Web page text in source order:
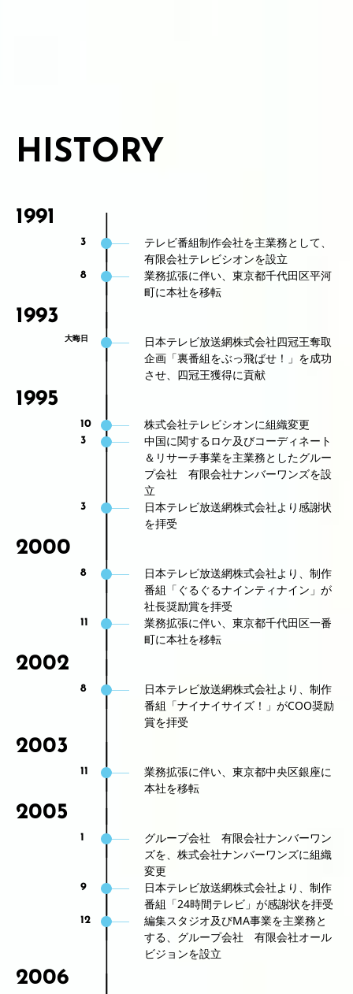
HISTORY
1991
3
テレビ番組制作会社を主業務として、
有限会社テレビシオンを設立
8
業務拡張に伴い、東京都千代田区平河
町に本社を移転
1993
大晦日
日本テレビ放送網株式会社四冠王奪取
企画「裏番組をぶっ飛ばせ！」を成功
させ、四冠王獲得に貢献
1995
10 株式会社テレビシオンに組織変更
3
中国に関するロケ及びコーディネート
＆リサーチ事業を主業務としたグルー
プ会社 有限会社ナンバーワンズを設
立
3
日本テレビ放送網株式会社より感謝状
を拝受
2000
8
日本テレビ放送網株式会社より、制作
番組「ぐるぐるナインティナイン」が
社長奨励賞を拝受
11
業務拡張に伴い、東京都千代田区一番
町に本社を移転
2002
8
日本テレビ放送網株式会社より、制作
番組「ナイナイサイズ！」がCOO奨励
賞を拝受
2003
11
業務拡張に伴い、東京都中央区銀座に
本社を移転
2005
1
グループ会社 有限会社ナンバーワン
ズを、株式会社ナンバーワンズに組織
変更
9
日本テレビ放送網株式会社より、制作
番組「24時間テレビ」が感謝状を拝受
12
編集スタジオ及びMA事業を主業務と
する、グループ会社 有限会社オール
ビジョンを設立
2006